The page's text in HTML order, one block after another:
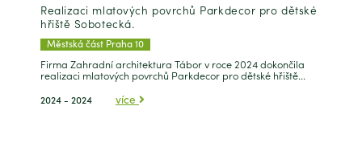
Realizaci mlatových povrchů Parkdecor pro dětské
hřiště Sobotecká.
Městská část Praha 10
Firma Zahradní architektura Tábor v roce 2024 dokončila
realizaci mlatových povrchů Parkdecor pro dětské hřiště...
2024 - 2024 více